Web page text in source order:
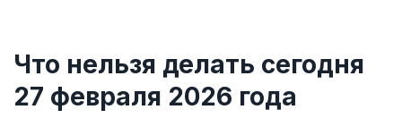
Что нельзя делать сегодня
27 февраля 2026 года